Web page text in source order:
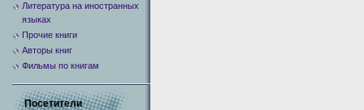
Литература на иностранных
языках
Прочие книги
Авторы книг
Фильмы по книгам
Посетители